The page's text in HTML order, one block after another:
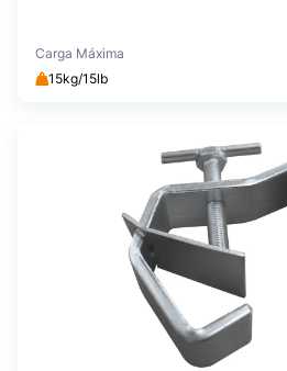
Carga Máxima
15kg/15lb